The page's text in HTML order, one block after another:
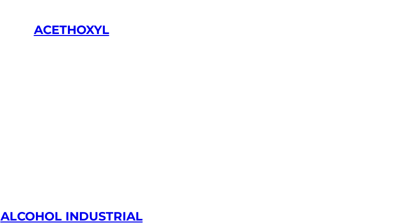
ACETHOXYL
ALCOHOL INDUSTRIAL